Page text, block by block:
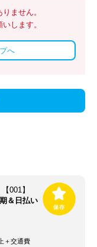
ません。
します。
へ
001】
＆日払い
＋交通費